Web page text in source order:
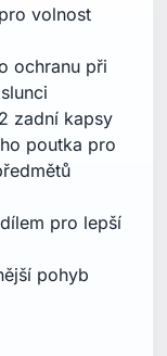
volnost
ochranu při
zadní kapsy
poutka pro
pro lepší
pohyb